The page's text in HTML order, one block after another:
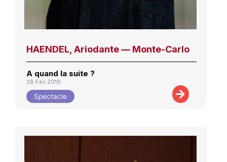
HAENDEL, Ariodante — Monte-Carlo
A quand la suite ?
28 Fév 2019
Spectacle